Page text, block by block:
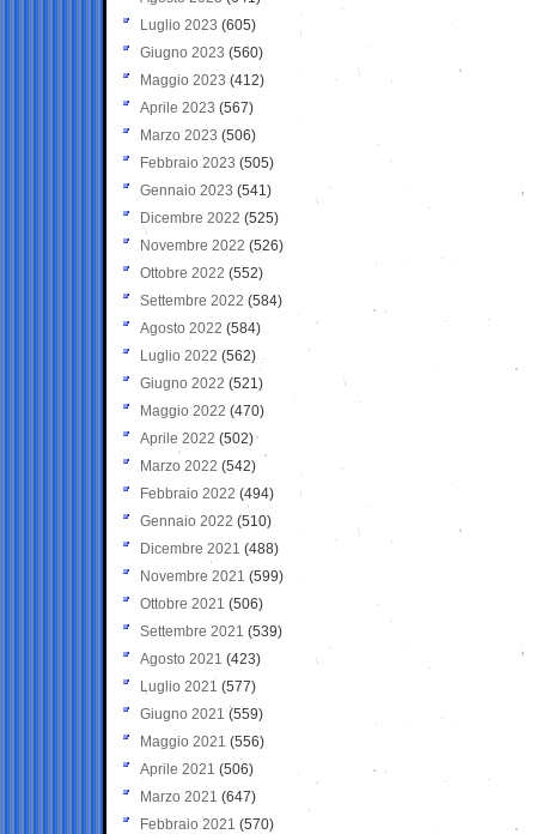
Luglio 2023 (605)
Giugno 2023 (560)
Maggio 2023 (412)
Aprile 2023 (567)
Marzo 2023 (506)
Febbraio 2023 (505)
Gennaio 2023 (541)
Dicembre 2022 (525)
Novembre 2022 (526)
Ottobre 2022 (552)
Settembre 2022 (584)
Agosto 2022 (584)
Luglio 2022 (562)
Giugno 2022 (521)
Maggio 2022 (470)
Aprile 2022 (502)
Marzo 2022 (542)
Febbraio 2022 (494)
Gennaio 2022 (510)
Dicembre 2021 (488)
Novembre 2021 (599)
Ottobre 2021 (506)
Settembre 2021 (539)
Agosto 2021 (423)
Luglio 2021 (577)
Giugno 2021(559)
Maggio 2021 (556)
Aprile 2021 (506)
Marzo 2021 (647)
Febbraio 2021 (570)